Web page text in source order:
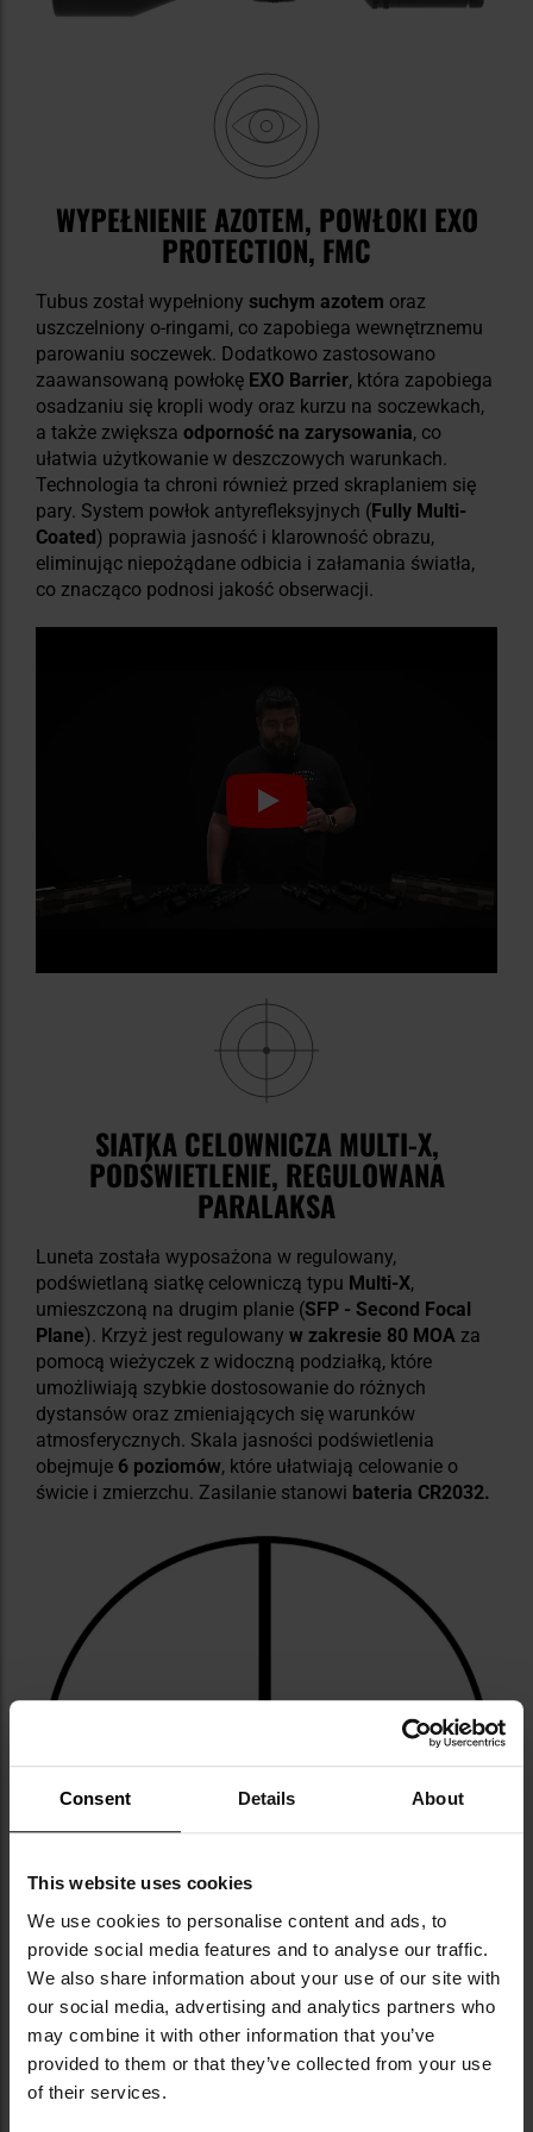
Consent Details About
This website uses cookies
We use cookies to personalise content and ads, to
provide social media features and to analyse our traffic.
We also share information about your use of our site with
our social media, advertising and analytics partners who
may combine it with other information that you’ve
provided to them or that they’ve collected from your use
of their services.
WYPEŁNIENIE AZOTEM, POWŁOKI EXO
PROTECTION, FMC
Tubus został wypełniony suchym azotem oraz
uszczelniony o-ringami, co zapobiega wewnętrznemu
parowaniu soczewek. Dodatkowo zastosowano
zaawansowaną powłokę EXO Barrier, która zapobiega
osadzaniu się kropli wody oraz kurzu na soczewkach,
a także zwiększa odporność na zarysowania, co
ułatwia użytkowanie w deszczowych warunkach.
Technologia ta chroni również przed skraplaniem się
pary. System powłok antyrefleksyjnych (Fully Multi-
Coated) poprawia jasność i klarowność obrazu,
eliminując niepożądane odbicia i załamania światła,
co znacząco podnosi jakość obserwacji.
SIATKA CELOWNICZA MULTI-X,
PODŚWIETLENIE, REGULOWANA
PARALAKSA
Luneta została wyposażona w regulowany,
podświetlaną siatkę celowniczą typu Multi-X,
umieszczoną na drugim planie (SFP - Second Focal
Plane). Krzyż jest regulowany w zakresie 80 MOA za
pomocą wieżyczek z widoczną podziałką, które
umożliwiają szybkie dostosowanie do różnych
dystansów oraz zmieniających się warunków
atmosferycznych. Skala jasności podświetlenia
obejmuje 6 poziomów, które ułatwiają celowanie o
świcie i zmierzchu. Zasilanie stanowi bateria CR2032.